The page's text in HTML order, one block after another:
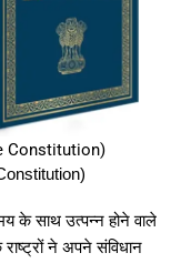
Constitution)
के साथ उत्पन्न होने वाले
ने अपने संविधान